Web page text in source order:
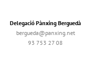
Delegació Pànxing Berguedà
bergueda@panxing.net
93 753 27 08